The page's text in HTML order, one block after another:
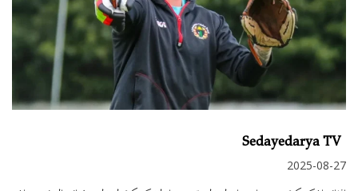
Sedayedarya TV
2025-08-27